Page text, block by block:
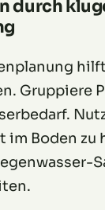
durch
Gruppiere
im Boden zu